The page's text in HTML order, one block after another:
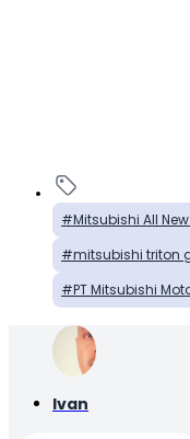
Mitsubishi All
mitsubishi triton
PT Mitsubishi
Ivan